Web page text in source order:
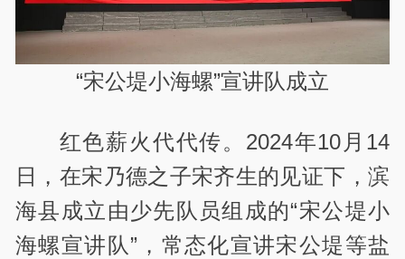
“宋公堤小海螺”宣讲队成立
红色薪火代代传。2024年10月14
日，在宋乃德之子宋齐生的见证下，滨
海县成立由少先队员组成的“宋公堤小
海螺宣讲队”，常态化宣讲宋公堤等盐